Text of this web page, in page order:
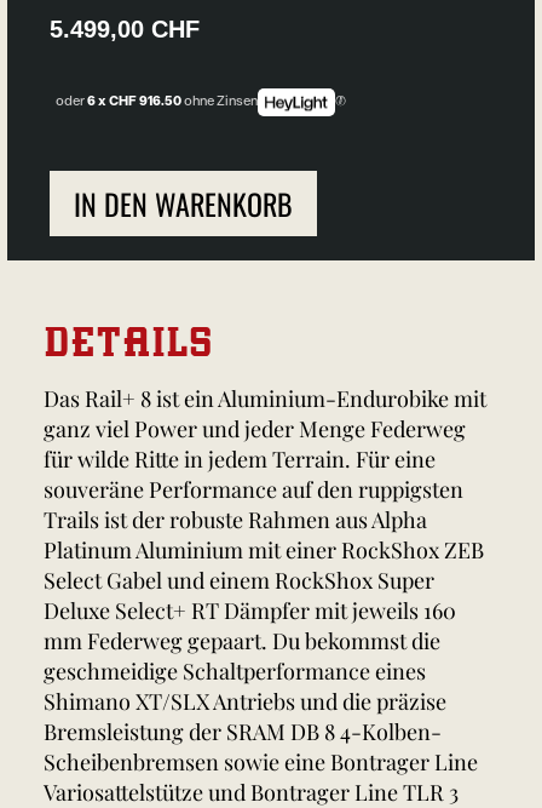
5.499,00 CHF
oder6 x CHF 916.50ohne Zinsen
IN DEN WARENKORB
DETAILS
Das Rail+ 8 ist ein Aluminium-Endurobike mit
ganz viel Power und jeder Menge Federweg
für wilde Ritte in jedem Terrain. Für eine
souveräne Performance auf den ruppigsten
Trails ist der robuste Rahmen aus Alpha
Platinum Aluminium mit einer RockShox ZEB
Select Gabel und einem RockShox Super
Deluxe Select+ RT Dämpfer mit jeweils 160
mm Federweg gepaart. Du bekommst die
geschmeidige Schaltperformance eines
Shimano XT/SLX Antriebs und die präzise
Bremsleistung der SRAM DB 8 4-Kolben-
Scheibenbremsen sowie eine Bontrager Line
Variosattelstütze und Bontrager Line TLR 3